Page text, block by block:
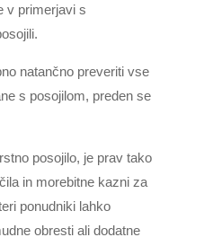
v primerjavi s
natančno preveriti vse
s posojilom, preden se
posojilo, je prav tako
in morebitne kazni za
ponudniki lahko
obresti ali dodatne